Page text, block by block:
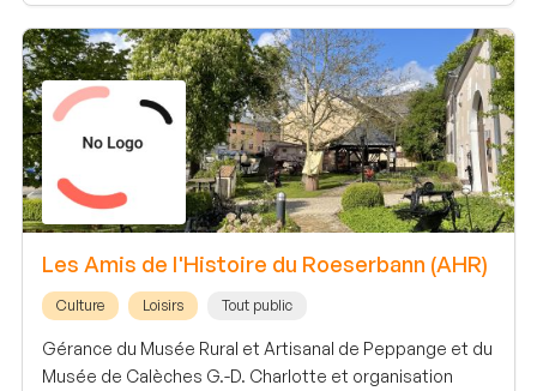
Les Amis de l'Histoire du Roeserbann (AHR)
Culture Loisirs Tout public
Gérance du Musée Rural et Artisanal de Peppange et du
Musée de Calèches G.-D. Charlotte et organisation